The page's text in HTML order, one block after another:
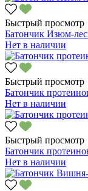
Быстрый просмотр
Батончик Изюм-
Нет в наличии
Быстрый просмотр
Батончик
Нет в наличии
Быстрый просмотр
Батончик
Нет в наличии